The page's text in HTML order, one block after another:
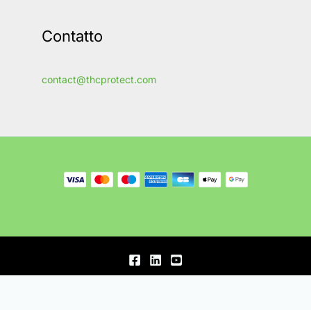
Contatto
contact@thcprotect.com